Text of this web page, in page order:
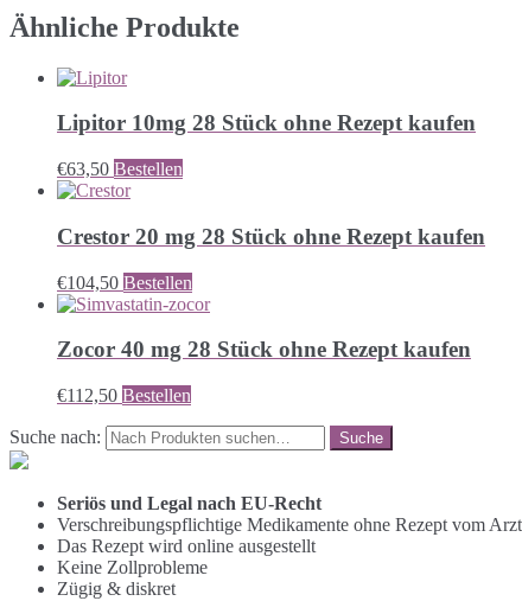
Ähnliche Produkte
Lipitor 10mg 28 Stück ohne Rezept kaufen
€63,50 Bestellen
Crestor 20 mg 28 Stück ohne Rezept kaufen
€104,50 Bestellen
Zocor 40 mg 28 Stück ohne Rezept kaufen
€112,50 Bestellen
Suche nach:
Seriös und Legal nach EU-Recht
Verschreibungspflichtige Medikamente ohne Rezept vom
Das Rezept wird online ausgestellt
Keine Zollprobleme
Zügig & diskret